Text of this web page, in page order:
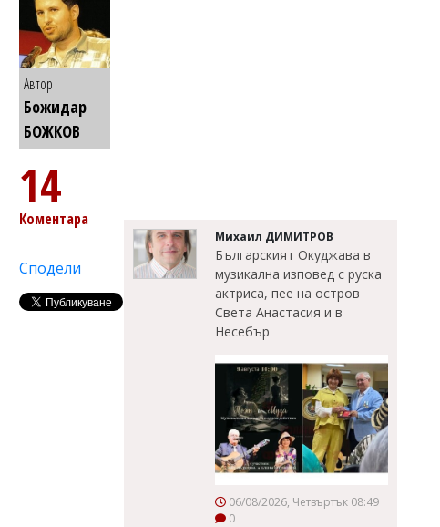
Автор
Божидар
БОЖКОВ
14
Коментара
Сподели
Михаил ДИМИТРОВ
Българският Окуджава в
музикална изповед с руска
актриса, пее на остров
Света Анастасия и в
Несебър
06/08/2026, Четвъртък 08:49
0